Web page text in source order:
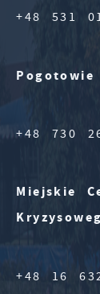
+48 531
+48 730
Miejskie
+48 16